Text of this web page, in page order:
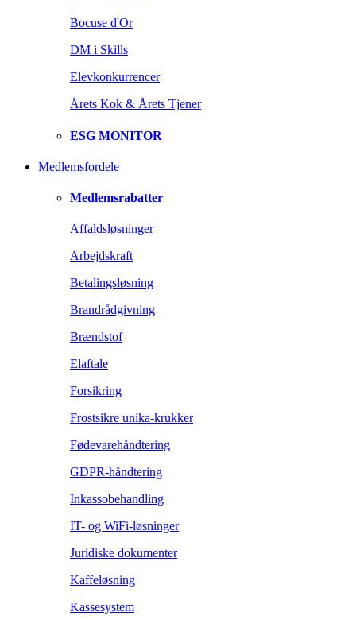
Bocuse d'Or
DM i Skills
Elevkonkurrencer
Årets Kok & Årets Tjener
ESG MONITOR
Medlemsfordele
Medlemsrabatter
Affaldsløsninger
Arbejdskraft
Betalingsløsning
Brandrådgivning
Brændstof
Elaftale
Forsikring
Frostsikre unika-krukker
Fødevarehåndtering
GDPR-håndtering
Inkassobehandling
IT- og WiFi-løsninger
Juridiske dokumenter
Kaffeløsning
Kassesystem